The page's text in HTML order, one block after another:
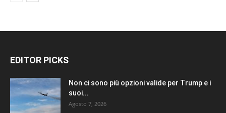
EDITOR PICKS
Non ci sono più opzioni valide per Trump e i
suoi...
Agosto 7, 2026